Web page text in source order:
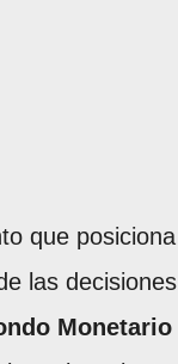
que
las